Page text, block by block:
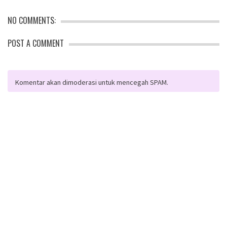
NO COMMENTS:
POST A COMMENT
Komentar akan dimoderasi untuk mencegah SPAM.